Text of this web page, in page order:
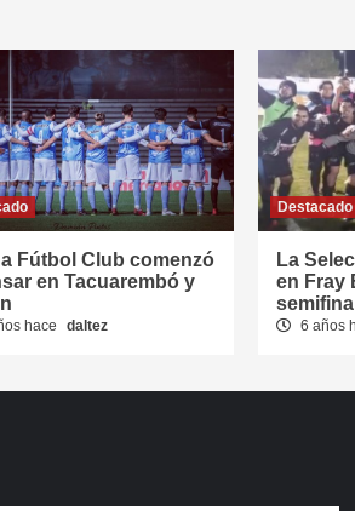
Fútbol Club comenzó
en Tacuarembó y
hace daltez
Destacado
La
en Fray
6 años